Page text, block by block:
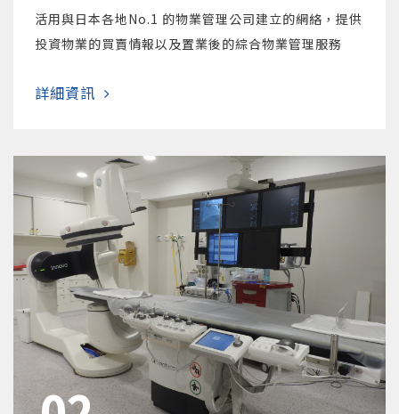
活用與日本各地No.1 的物業管理公司建立的網絡，提供
投資物業的買賣情報以及置業後的綜合物業管理服務
詳細資訊